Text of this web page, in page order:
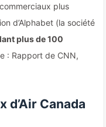
plus
d’Alphabet (la société
plus de 100
: Rapport de CNN,
d’Air Canada